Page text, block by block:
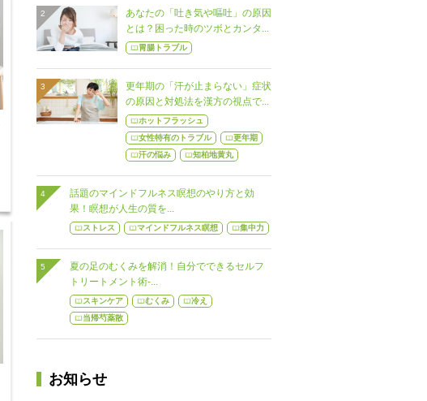
あなたの「吐き気や嘔吐」の原因
とは？困った時のツボとカンタ...
胃腸トラブル
更年期の「汗が止まらない」症状
の原因と対処法を漢方の視点で...
ホットフラッシュ
女性特有のトラブル
更年期
汗の悩み
知柏地黄丸
話題のマインドフルネス瞑想のやり方と効
果！瞑想が人生の質を...
ストレス マインドフルネス瞑想 集中力
夏の足のむくみを解消！自分でできるセルフ
トリートメント術-...
スキンケア むくみ
冷え
当帰芍薬散
お知らせ